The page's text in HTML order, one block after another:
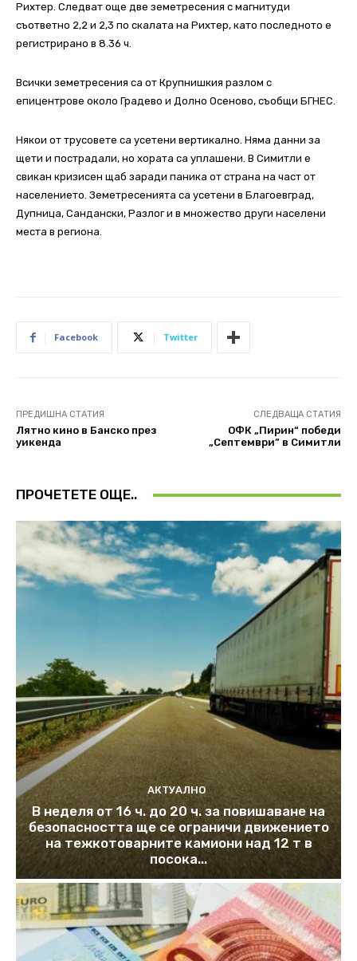
Рихтер. Следват още две земетресения с магнитуди
съответно 2,2 и 2,3 по скалата на Рихтер, като последното е
регистрирано в 8.36 ч.
Всички земетресения са от Крупнишкия разлом с
епицентрове около Градево и Долно Осеново, съобщи БГНЕС.
Някои от трусовете са усетени вертикално. Няма данни за
щети и пострадали, но хората са уплашени. В Симитли е
свикан кризисен щаб заради паника от страна на част от
населението. Земетресенията са усетени в Благоевград,
Дупница, Сандански, Разлог и в множество други населени
места в региона.
Facebook Twitter
ПРЕДИШНА СТАТИЯ
Лятно кино в Банско през
уикенда
СЛЕДВАЩА СТАТИЯ
ОФК „Пирин“ победи
„Септември” в Симитли
ПРОЧЕТЕТЕ ОЩЕ..
АКТУАЛНО
В неделя от 16 ч. до 20 ч. за повишаване на
безопасността ще се ограничи движението
на тежкотоварните камиони над 12 т в
посока...